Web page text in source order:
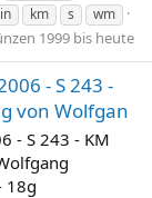
in km s wm
1999 bis heute
- S 243 -
von Wolfgan
- S 243 - KM
18g